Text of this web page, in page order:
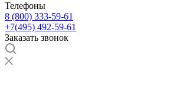
Телефоны
8 (800) 333-59-61
+7(495) 492-59-61
Заказать звонок